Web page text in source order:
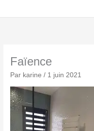
Faïence
Par karine/ 1 juin 2021